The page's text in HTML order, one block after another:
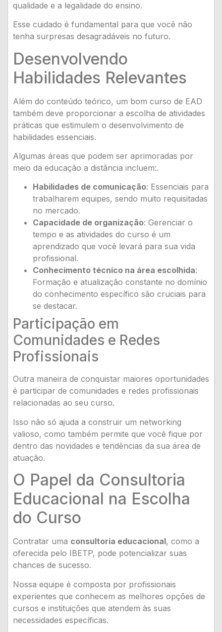
qualidade e a legalidade do ensino.
Esse cuidado é fundamental para que você não
tenha surpresas desagradáveis no futuro.
Desenvolvendo
Habilidades Relevantes
Além do conteúdo teórico, um bom curso de EAD
também deve proporcionar a escolha de atividades
práticas que estimulem o desenvolvimento de
habilidades essenciais.
Algumas áreas que podem ser aprimoradas por
meio da educação a distância incluem:.
Habilidades de comunicação: Essenciais para
trabalharem equipes, sendo muito requisitadas
no mercado.
Capacidade de organização: Gerenciar o
tempo e as atividades do curso é um
aprendizado que você levará para sua vida
profissional.
Conhecimento técnico na área escolhida:
Formação e atualização constante no domínio
do conhecimento específico são cruciais para
se destacar.
Participação em
Comunidades e Redes
Profissionais
Outra maneira de conquistar maiores oportunidades
é participar de comunidades e redes profissionais
relacionadas ao seu curso.
Isso não só ajuda a construir um networking
valioso, como também permite que você fique por
dentro das novidades e tendências da sua área de
atuação.
O Papel da Consultoria
Educacional na Escolha
do Curso
Contratar uma consultoria educacional, como a
oferecida pelo IBETP, pode potencializar suas
chances de sucesso.
Nossa equipe é composta por profissionais
experientes que conhecem as melhores opções de
cursos e instituições que atendem às suas
necessidades específicas.